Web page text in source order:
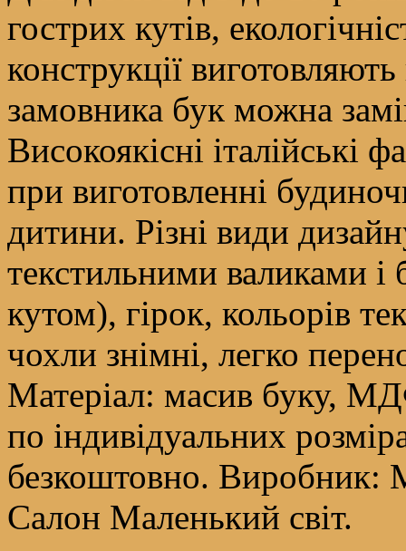
гострих кутів,
конструкції
замовника бук можна
Високоякісні італійські
при виготовленні
дитини. Різні види
текстильними валиками і
кутом), гірок, кольорів
чохли знімні, легко
Матеріал: масив буку,
по індивідуальних
безкоштовно. Виробник:
Салон Маленький світ.